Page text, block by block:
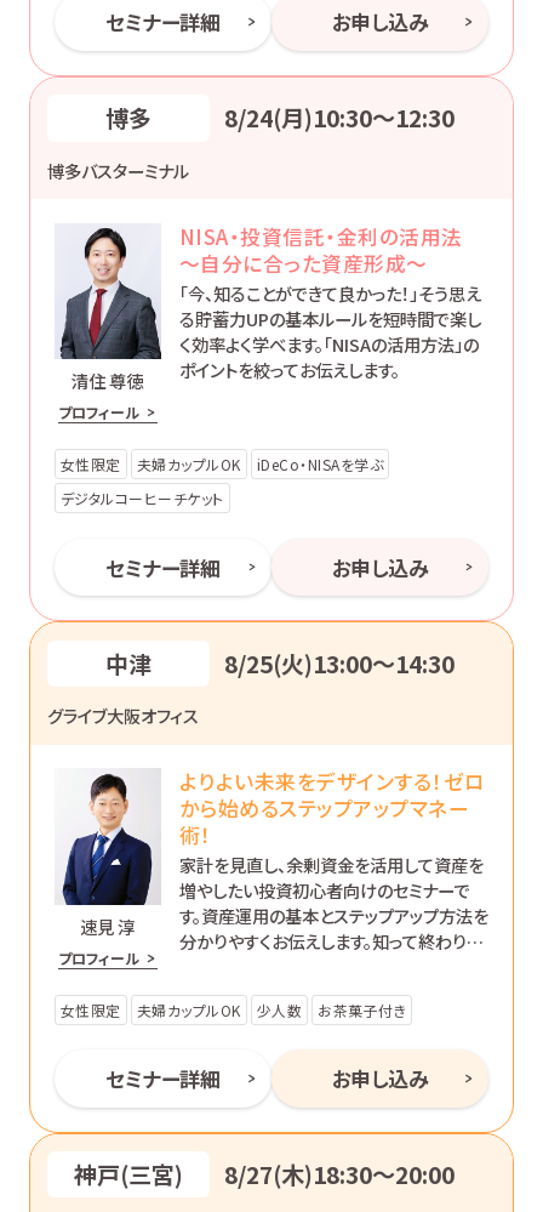
セミナー詳細 お申し込み
博多 8/24(月)10:30〜12:30
博多バスターミナル
清住 尊徳
プロフィール
NISA・投資信託・金利の活用法
～自分に合った資産形成～
「今、知ることができて良かった！」そう思え
る貯蓄力UPの基本ルールを短時間で楽し
く効率よく学べます。「NISAの活用方法」の
ポイントを絞ってお伝えします。
女性限定 夫婦カップルOK
iDeCo・NISAを学ぶ
デジタルコーヒーチケット
セミナー詳細 お申し込み
中津 8/25(火)13:00〜14:30
グライブ大阪オフィス
速見 淳
プロフィール
よりよい未来をデザインする！ゼロ
から始めるステップアップマネー
術！
家計を見直し、余剰資金を活用して資産を
増やしたい投資初心者向けのセミナーで
す。資産運用の基本とステップアップ方法を
分かりやすくお伝えします。知って終わりで
座です。
女性限定 夫婦カップルOK 少人数 お茶菓子付き
セミナー詳細 お申し込み
神戸(三宮) 8/27(木)18:30〜20:00